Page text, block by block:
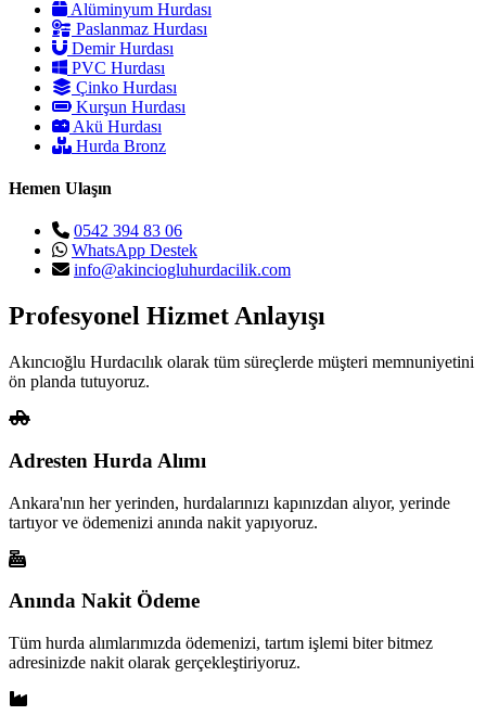
Alüminyum Hurdası
Paslanmaz Hurdası
Demir Hurdası
PVC Hurdası
Çinko Hurdası
Kurşun Hurdası
Akü Hurdası
Hurda Bronz
Hemen Ulaşın
0542 394 83 06
WhatsApp Destek
info@akinciogluhurdacilik.com
Profesyonel Hizmet Anlayışı
Akıncıoğlu Hurdacılık olarak tüm süreçlerde müşteri memnuniyetini
ön planda tutuyoruz.
Adresten Hurda Alımı
Ankara'nın her yerinden, hurdalarınızı kapınızdan alıyor, yerinde
tartıyor ve ödemenizi anında nakit yapıyoruz.
Anında Nakit Ödeme
Tüm hurda alımlarımızda ödemenizi, tartım işlemi biter bitmez
adresinizde nakit olarak gerçekleştiriyoruz.